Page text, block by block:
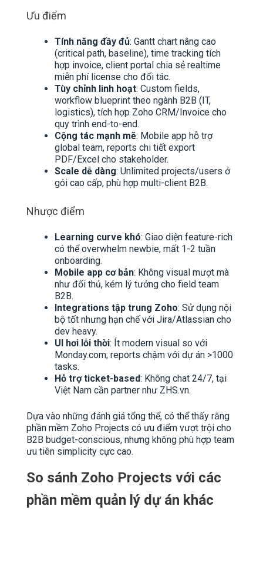
Ưu điểm
Tính năng đầy đủ: Gantt chart nâng cao
(critical path, baseline), time tracking tích
hợp invoice, client portal chia sẻ realtime
miễn phí license cho đối tác.
Tùy chỉnh linh hoạt: Custom fields,
workflow blueprint theo ngành B2B (IT,
logistics), tích hợp Zoho CRM/Invoice cho
quy trình end-to-end.
Cộng tác mạnh mẽ: Mobile app hỗ trợ
global team, reports chi tiết export
PDF/Excel cho stakeholder.
Scale dễ dàng: Unlimited projects/users ở
gói cao cấp, phù hợp multi-client B2B.
Nhược điểm
Learning curve khó: Giao diện feature-rich
có thể overwhelm newbie, mất 1-2 tuần
onboarding.
Mobile app cơ bản: Không visual mượt mà
như đối thủ, kém lý tưởng cho field team
B2B.
Integrations tập trung Zoho: Sử dụng nội
bộ tốt nhưng hạn chế với Jira/Atlassian cho
dev heavy.
UI hơi lỗi thời: Ít modern visual so với
Monday.com; reports chậm với dự án >1000
tasks.
Hỗ trợ ticket-based: Không chat 24/7, tại
Việt Nam cần partner như ZHS.vn.
Dựa vào những đánh giá tổng thể, có thể thấy rằng
phần mềm Zoho Projects có ưu điểm vượt trội cho
B2B budget-conscious, nhưng không phù hợp team
ưu tiên simplicity cực cao.
So sánh Zoho Projects với các
phần mềm quản lý dự án khác